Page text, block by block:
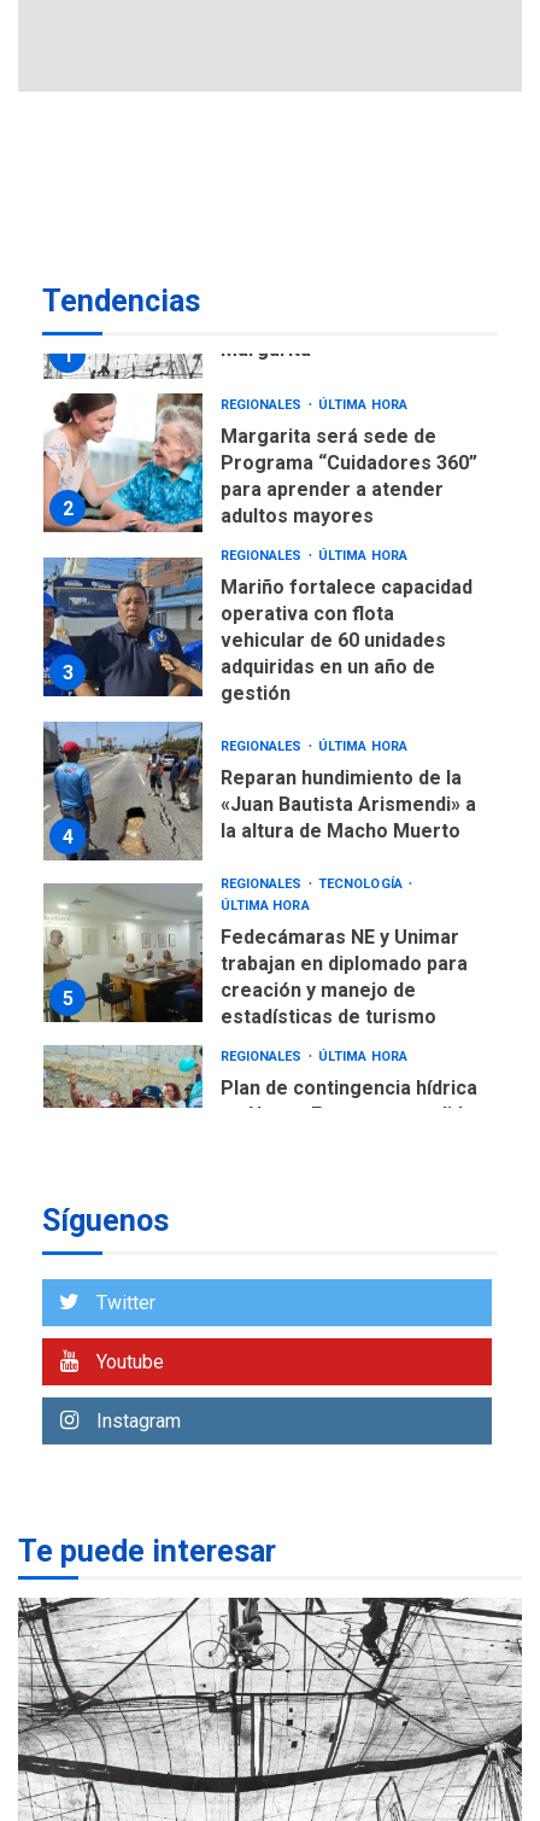
Tendencias
1
Margarita
2
REGIONALES ÚLTIMA HORA
Margarita será sede de
Programa “Cuidadores 360”
para aprender a atender
adultos mayores
3
REGIONALES ÚLTIMA HORA
Mariño fortalece capacidad
operativa con flota
vehicular de 60 unidades
adquiridas en un año de
gestión
4
REGIONALES ÚLTIMA HORA
Reparan hundimiento de la
«Juan Bautista Arismendi» a
la altura de Macho Muerto
5
REGIONALES
TECNOLOGÍA
ÚLTIMA HORA
Fedecámaras NE y Unimar
trabajan en diplomado para
creación y manejo de
estadísticas de turismo
REGIONALES ÚLTIMA HORA
Plan de contingencia hídrica
en Nueva Esparta consolida
7
2
Margarita será sede de
para aprender a atender
adultos mayores
3
REGIONALES ÚLTIMA HORA
Mariño fortalece capacidad
operativa con flota
vehicular de 60 unidades
adquiridas en un año de
gestión
Síguenos
Twitter
Youtube
Instagram
Te puede interesar